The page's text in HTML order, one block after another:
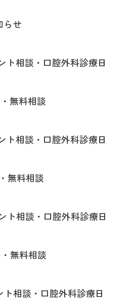
らせ
ト相談・口腔外科診療日
無料相談
ト相談・口腔外科診療日
無料相談
ト相談・口腔外科診療日
無料相談
相談・口腔外科診療日